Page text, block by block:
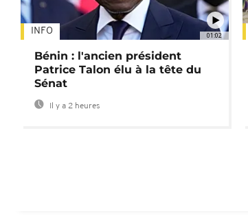
01:02
INFO
Bénin : l'ancien président
Patrice Talon élu à la tête du
Sénat
Il y a 2 heures